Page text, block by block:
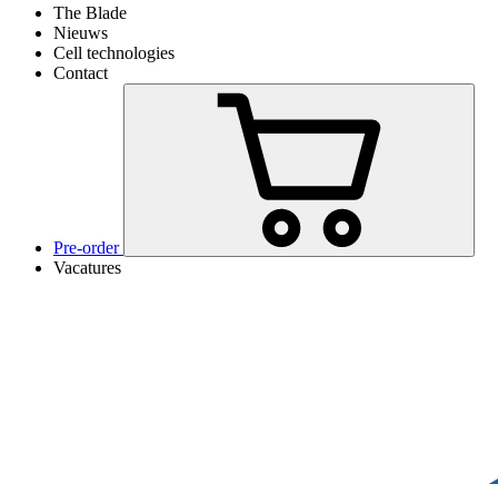
The Blade
Nieuws
Cell technologies
Contact
Pre-order
Vacatures